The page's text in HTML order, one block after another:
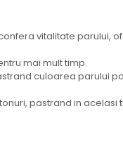
vitalitate parului,
mai mult timp.
culoarea parului
pastrand in acelasi